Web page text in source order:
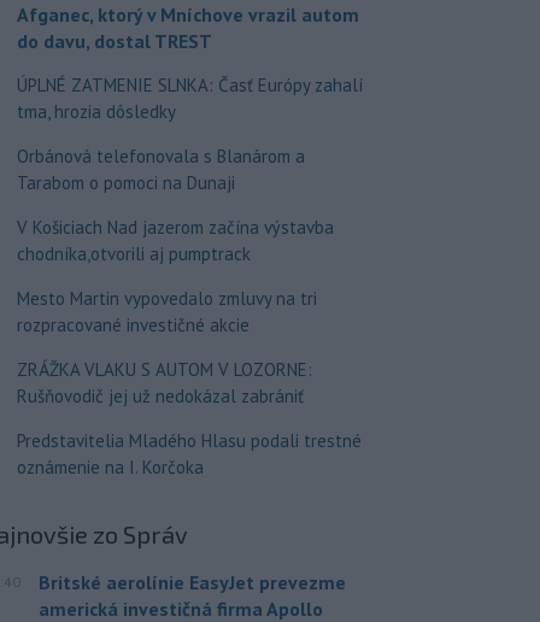
Afganec, ktorý v Mníchove vrazil autom
do davu, dostal TREST
ÚPLNÉ ZATMENIE SLNKA: Časť Európy zahalí
tma, hrozia dôsledky
Orbánová telefonovala s Blanárom a
Tarabom o pomoci na Dunaji
V Košiciach Nad jazerom začína výstavba
chodníka,otvorili aj pumptrack
Mesto Martin vypovedalo zmluvy na tri
rozpracované investičné akcie
ZRÁŽKA VLAKU S AUTOM V LOZORNE:
Rušňovodič jej už nedokázal zabrániť
Predstavitelia Mladého Hlasu podali trestné
oznámenie na I. Korčoka
zo Správ
Britské aerolínie EasyJet prevezme
americká investičná firma Apollo